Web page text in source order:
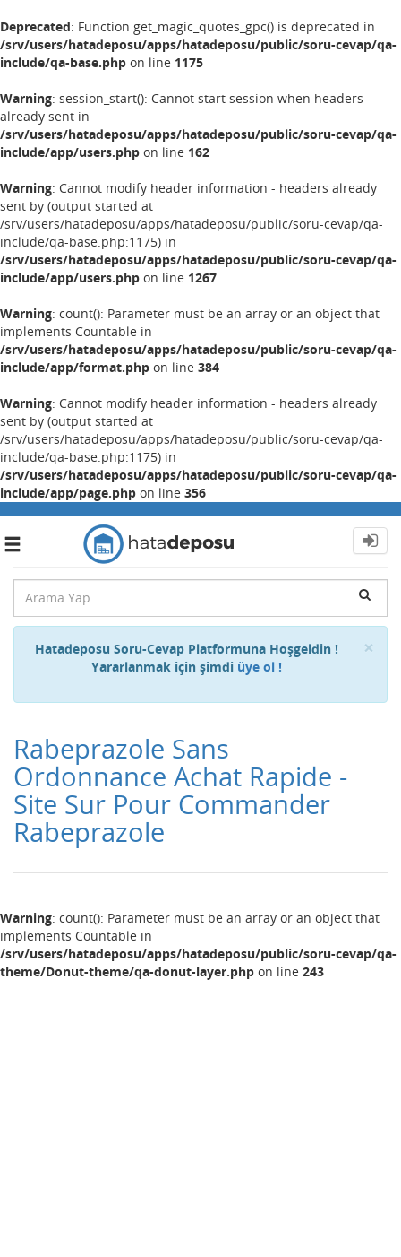
Deprecated: Function get_magic_quotes_gpc() is deprecated in
/srv/users/hatadeposu/apps/hatadeposu/public/soru-cevap/qa-
include/qa-base.php on line 1175
Warning: session_start(): Cannot start session when headers
already sent in
/srv/users/hatadeposu/apps/hatadeposu/public/soru-cevap/qa-
include/app/users.php on line 162
Warning: Cannot modify header information - headers already
sent by (output started at
/srv/users/hatadeposu/apps/hatadeposu/public/soru-cevap/qa-
include/qa-base.php:1175) in
/srv/users/hatadeposu/apps/hatadeposu/public/soru-cevap/qa-
include/app/users.php on line 1267
Warning: count(): Parameter must be an array or an object that
implements Countable in
/srv/users/hatadeposu/apps/hatadeposu/public/soru-cevap/qa-
include/app/format.php on line 384
Warning: Cannot modify header information - headers already
sent by (output started at
/srv/users/hatadeposu/apps/hatadeposu/public/soru-cevap/qa-
include/qa-base.php:1175) in
/srv/users/hatadeposu/apps/hatadeposu/public/soru-cevap/qa-
include/app/page.php on line 356
Toggle
×
Hatadeposu Soru-Cevap Platformuna Hoşgeldin !
Yararlanmak için şimdi üye ol !
Rabeprazole Sans
Ordonnance Achat Rapide -
Site Sur Pour Commander
Rabeprazole
Warning: count(): Parameter must be an array or an object that
implements Countable in
/srv/users/hatadeposu/apps/hatadeposu/public/soru-cevap/qa-
theme/Donut-theme/qa-donut-layer.php on line 243